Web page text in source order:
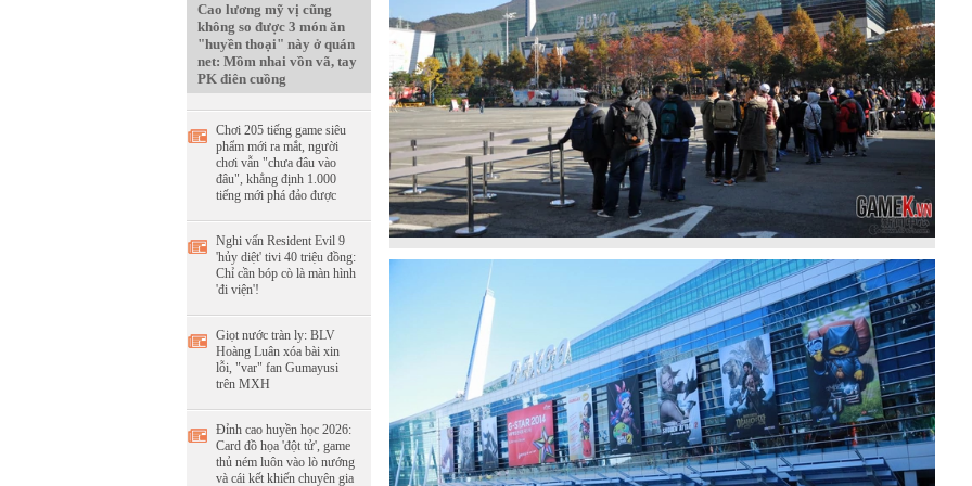
Cao lương mỹ vị cũng
không so được 3 món ăn
"huyền thoại" này ở quán
net: Mồm nhai vồn vã, tay
PK điên cuồng
Chơi 205 tiếng game siêu
phẩm mới ra mắt, người
chơi vẫn "chưa đâu vào
đâu", khẳng định 1.000
tiếng mới phá đảo được
Nghi vấn Resident Evil 9
'hủy diệt' tivi 40 triệu đồng:
Chỉ cần bóp cò là màn hình
'đi viện'!
Giọt nước tràn ly: BLV
Hoàng Luân xóa bài xin
lỗi, "var" fan Gumayusi
trên MXH
Đỉnh cao huyền học 2026:
Card đồ họa 'đột tử', game
thủ ném luôn vào lò nướng
và cái kết khiến chuyên gia